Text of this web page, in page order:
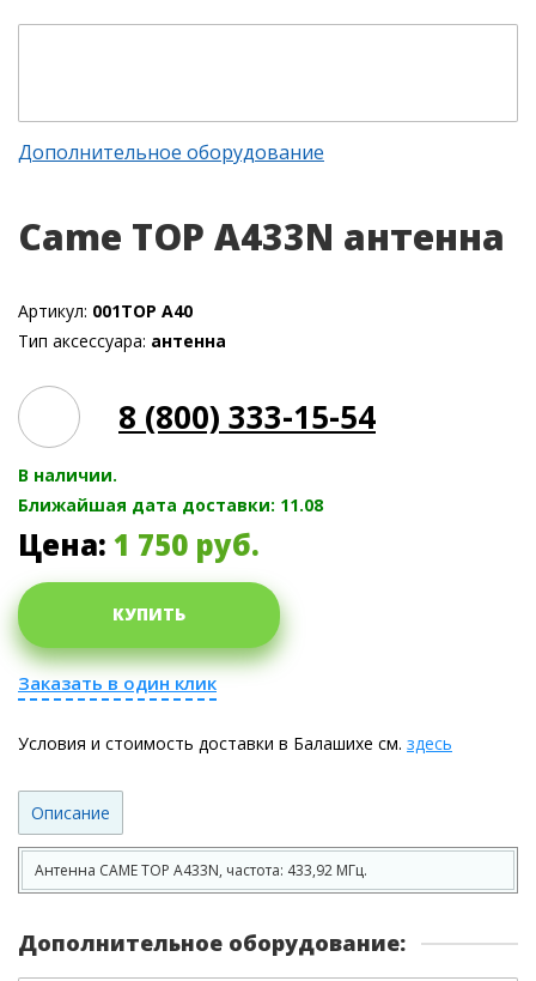
Дополнительное оборудование
Came TOP A433N антенна
Артикул: 001TOP A40
Тип аксессуара: антенна
8 (800) 333-15-54
В наличии.
Ближайшая дата доставки: 11.08
Цена: 1 750 руб.
КУПИТЬ
Заказать в один клик
Условия и стоимость доставки в Балашихе см. здесь
Описание
Антенна CAME TOP A433N, частота: 433,92 МГц.
Дополнительное оборудование: